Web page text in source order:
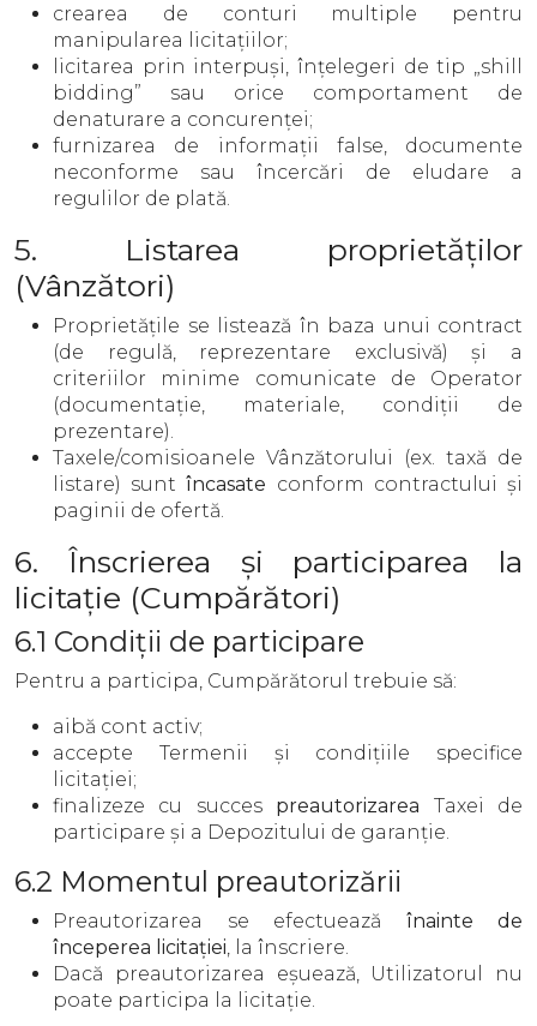
crearea de conturi multiple pentru
manipularea licitațiilor;
licitarea prin interpuși, înțelegeri de tip „shill
bidding” sau orice comportament de
denaturare a concurenței;
furnizarea de informații false, documente
neconforme sau încercări de eludare a
regulilor de plată.
5. Listarea proprietăților
(Vânzători)
Proprietățile se listează în baza unui contract
(de regulă, reprezentare exclusivă) și a
criteriilor minime comunicate de Operator
(documentație, materiale, condiții de
prezentare).
Taxele/comisioanele Vânzătorului (ex. taxă de
listare) suntîncasate conform contractului și
paginii de ofertă.
6. Înscrierea și participarea la
licitație (Cumpărători)
6.1 Condiții de participare
Pentru a participa, Cumpărătorul trebuie să:
aibă cont activ;
accepte Termenii și condițiile specifice
licitației;
finalizeze cu succes preautorizarea Taxei de
participare și a Depozitului de garanție.
6.2 Momentul preautorizării
Preautorizarea se efectuează înainte de
începerea licitației , la înscriere.
Dacă preautorizarea eșuează, Utilizatorul nu
poate participa la licitație.